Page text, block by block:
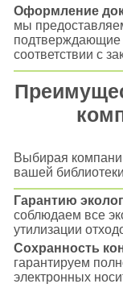
Оформление
мы
подтверждающие
соответствии с
Выбирая
вашей
Гарантию
соблюдаем все
утилизации
Сохранность
гарантируем
электронных